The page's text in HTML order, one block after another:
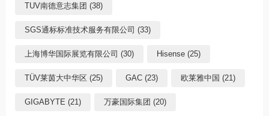
TUV南德意志集团 (38)
SGS通标标准技术服务有限公司 (33)
上海博华国际展览有限公司 (30) Hisense (25)
TÜV莱茵大中华区 (25) GAC (23) 欧莱雅中国 (21)
GIGABYTE (21) 万豪国际集团 (20)